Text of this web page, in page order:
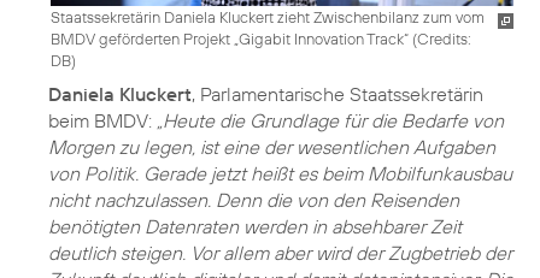
Staatssekretärin Daniela Kluckert zieht Zwischenbilanz zum vom
BMDV geförderten Projekt „Gigabit Innovation Track“ (Credits:
DB)
Daniela Kluckert, Parlamentarische Staatssekretärin
beim BMDV: „Heute die Grundlage für die Bedarfe von
Morgen zu legen, ist eine der wesentlichen Aufgaben
von Politik. Gerade jetzt heißt es beim Mobilfunkausbau
nicht nachzulassen. Denn die von den Reisenden
benötigten Datenraten werden in absehbarer Zeit
deutlich steigen. Vor allem aber wird der Zugbetrieb der